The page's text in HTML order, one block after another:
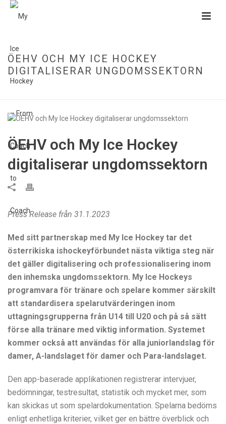
ÖEHV OCH MY ICE HOCKEY
DIGITALISERAR UNGDOMSSEKTORN
ÖEHV och My Ice Hockey
digitaliserar ungdomssektorn
Press Release från 31.1.2023
Med sitt partnerskap med My Ice Hockey tar det
österrikiska ishockeyförbundet nästa viktiga steg när
det gäller digitalisering och professionalisering inom
den inhemska ungdomssektorn. My Ice Hockeys
programvara för tränare och spelare kommer särskilt
att standardisera spelarutvärderingen inom
uttagningsgrupperna från U14 till U20 och på så sätt
förse alla tränare med viktig information. Systemet
kommer också att användas för alla juniorlandslag för
damer, A-landslaget för damer och Para-landslaget.
Den app-baserade applikationen registrerar intervjuer,
bedömningar, testresultat, statistik och mycket mer, som
kan skickas ut som spelardokumentation. Spelarna bedöms
enligt enhetliga kriterier, vilket ger en bättre överblick och